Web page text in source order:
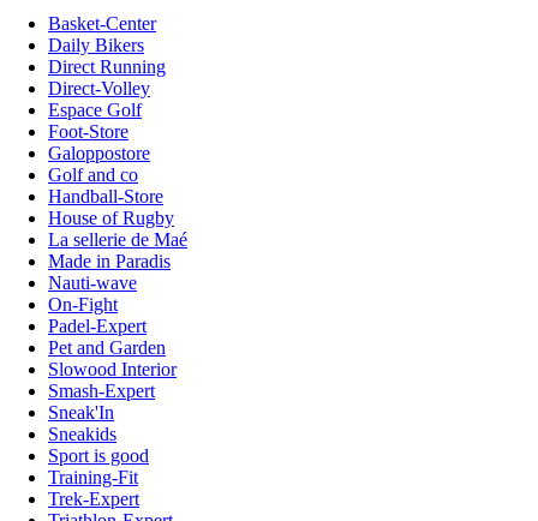
Basket-Center
Daily Bikers
Direct Running
Direct-Volley
Espace Golf
Foot-Store
Galoppostore
Golf and co
Handball-Store
House of Rugby
La sellerie de Maé
Made in Paradis
Nauti-wave
On-Fight
Padel-Expert
Pet and Garden
Slowood Interior
Smash-Expert
Sneak'In
Sneakids
Sport is good
Training-Fit
Trek-Expert